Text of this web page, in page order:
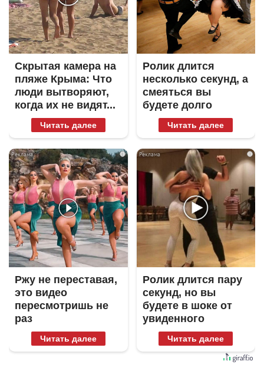
Скрытая камера на
пляже Крыма: Что
люди вытворяют,
когда их не видят...
Читать далее
Ролик длится
несколько секунд, а
смеяться вы
будете долго
Читать далее
i
Ржу не переставая,
это видео
пересмотришь не
раз
Читать далее
i
Ролик длится пару
секунд, но вы
будете в шоке от
увиденного
Читать далее